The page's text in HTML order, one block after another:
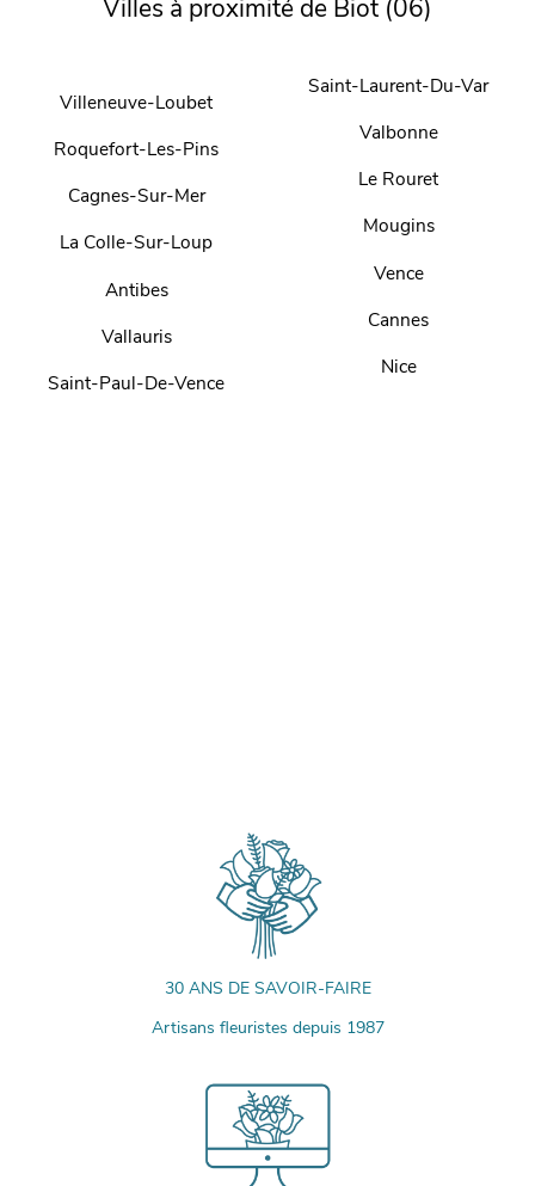
Villes à proximité de Biot (06)
Villeneuve-Loubet
Roquefort-Les-Pins
Cagnes-Sur-Mer
La Colle-Sur-Loup
Antibes
Vallauris
Saint-Paul-De-Vence
Saint-Laurent-Du-Var
Valbonne
Le Rouret
Mougins
Vence
Cannes
Nice
30 ANS DE SAVOIR-FAIRE
Artisans fleuristes depuis 1987